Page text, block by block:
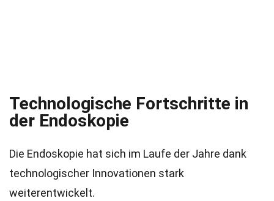
Technologische Fortschritte in
der Endoskopie
Die Endoskopie hat sich im Laufe der Jahre dank
technologischer Innovationen stark
weiterentwickelt.